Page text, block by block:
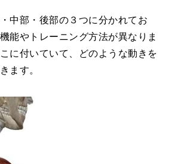
中部・後部の３つに分かれてお
能やトレーニング方法が異なりま
に付いていて、どのような動きを
ます。